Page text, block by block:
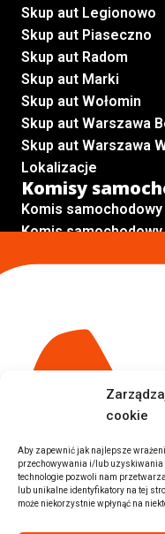
cookie
Aby zapewnić jak najlepsze
przechowywania i/lub uzyskiwania
technologie pozwoli nam
lub unikalne identyfikatory na tej
może niekorzystnie wpłynąć na
Skup aut Legionowo
Skup aut Piaseczno
Skup aut Radom
Skup aut Marki
Skup aut Wołomin
Skup aut Warszawa
Skup aut Warszawa
Lokalizacje
Komisy
Komis
Komis samochodowy
Komis samochodowy
Komis samochodowy
Inne Lokalizacje
Auta z USA Rzeszów
Auta z USA Białystok
Auta z USA Kraków
Marki